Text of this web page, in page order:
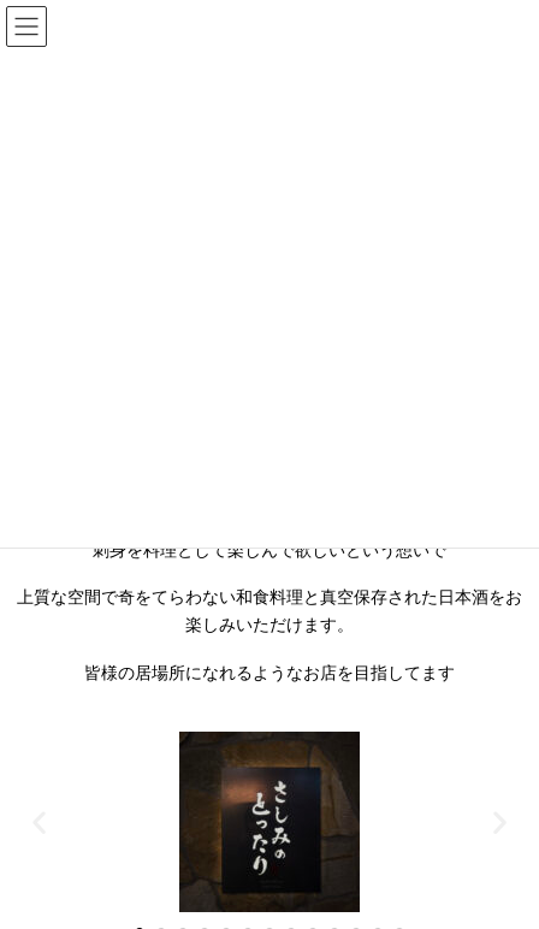
刺身を料理として楽しんで欲しいという想いで
上質な空間で奇をてらわない和食料理と真空保存された日本酒をお
楽しみいただけます。
皆様の居場所になれるようなお店を目指してます